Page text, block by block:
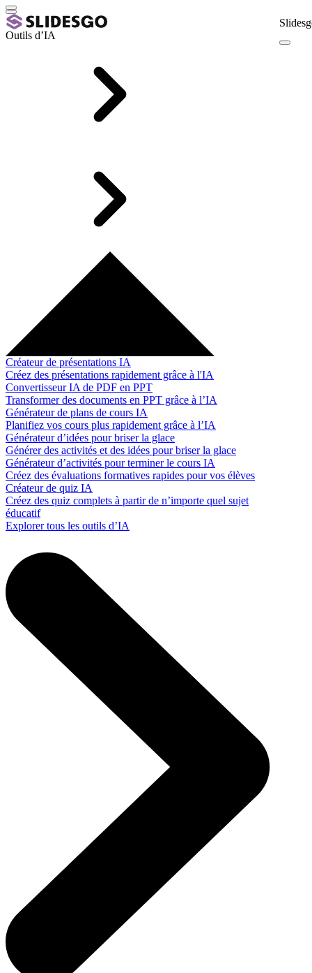
Outils d’IA
Créateur de présentations IA
Créez des présentations rapidement grâce à l'IA
Convertisseur IA de PDF en PPT
Transformer des documents en PPT grâce à l’IA
Générateur de plans de cours IA
Planifiez vos cours plus rapidement grâce à l’IA
Générateur d’idées pour briser la glace
Générer des activités et des idées pour briser la glace
Générateur d’activités pour terminer le cours IA
Créez des évaluations formatives rapides pour vos élèves
Créateur de quiz IA
Créez des quiz complets à partir de n’importe quel sujet
éducatif
Explorer tous les outils d’IA